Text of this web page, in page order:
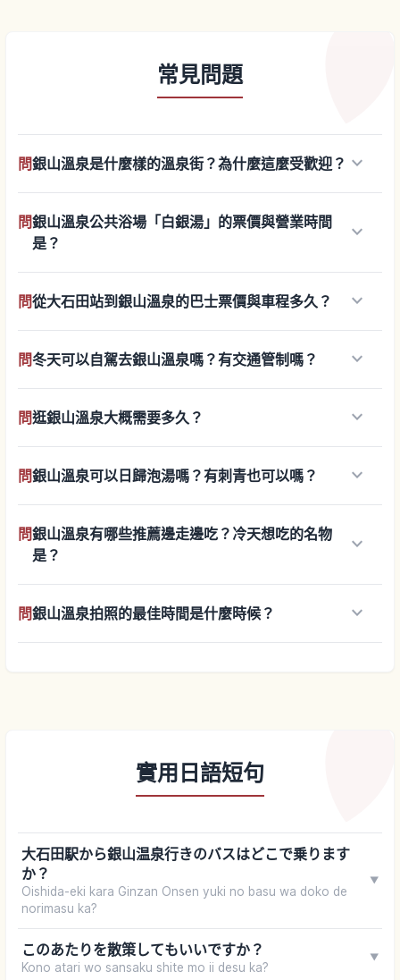
常見問題
問銀山溫泉是什麼樣的溫泉街？為什麼這麼受歡迎？ keyboard_arrow_down
問銀山溫泉公共浴場「白銀湯」的票價與營業時間
是？
keyboard_arrow_down
問從大石田站到銀山溫泉的巴士票價與車程多久？ keyboard_arrow_down
問冬天可以自駕去銀山溫泉嗎？有交通管制嗎？ keyboard_arrow_down
問逛銀山溫泉大概需要多久？ keyboard_arrow_down
問銀山溫泉可以日歸泡湯嗎？有刺青也可以嗎？ keyboard_arrow_down
問銀山溫泉有哪些推薦邊走邊吃？冷天想吃的名物
是？
keyboard_arrow_down
問銀山溫泉拍照的最佳時間是什麼時候？ keyboard_arrow_down
實用日語短句
大石田駅から銀山温泉行きのバスはどこで乗ります
か？
Oishida-eki kara Ginzan Onsen yuki no basu wa doko de
norimasu ka?
▼
このあたりを散策してもいいですか？
Kono atari wo sansaku shite mo ii desu ka?
▼